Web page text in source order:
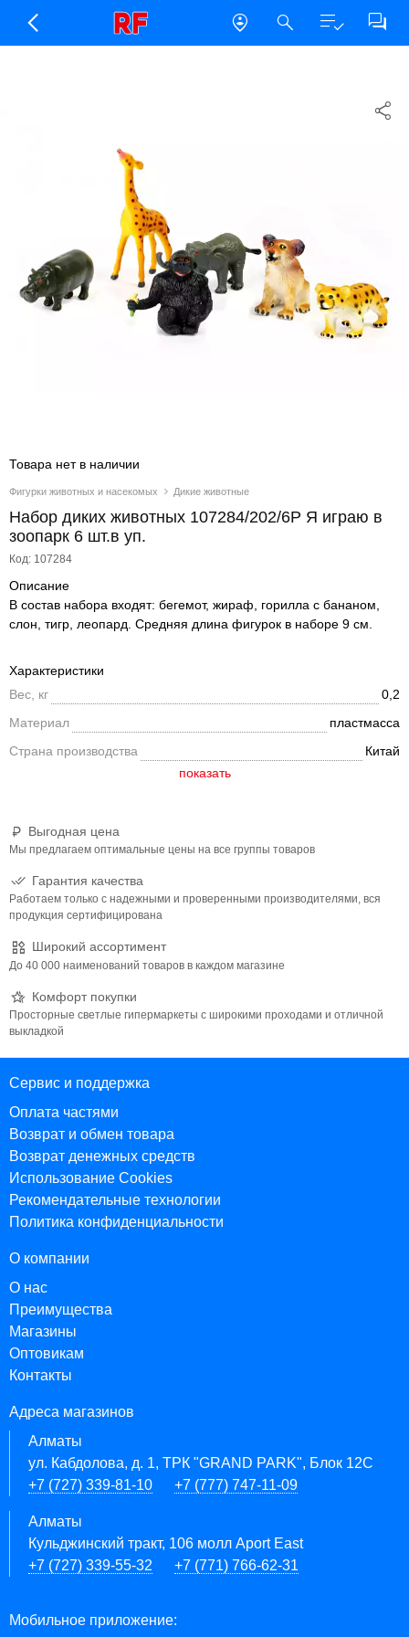
Фигурки животных и насекомых Дикие животные
Набор диких животных 107284/202/6Р Я играю в
зоопарк 6 шт.в уп.
Код: 107284
Товара нет в наличии
Описание
В состав набора входят: бегемот, жираф, горилла с бананом,
слон, тигр, леопард. Средняя длина фигурок в наборе 9 см.
Выгодная цена
Мы предлагаем оптимальные цены на все группы товаров
Гарантия качества
Работаем только с надежными и проверенными производителями, вся
продукция сертифицирована
Широкий ассортимент
До 40 000 наименований товаров в каждом магазине
Комфорт покупки
Просторные светлые гипермаркеты с широкими проходами и отличной
выкладкой
Характеристики
Вес, кг
0,2
Материал
пластмасса
Страна производства
Китай
Сервис и поддержка
Оплата частями
Возврат и обмен товара
Возврат денежных средств
Использование Cookies
Рекомендательные технологии
Политика конфиденциальности
О компании
О нас
Преимущества
Магазины
Оптовикам
Контакты
Адреса магазинов
Алматы
ул. Кабдолова, д. 1, ТРК "GRAND PARK", Блок 12C
+7 (727) 339-81-10
+7 (777) 747-11-09
Алматы
Кульджинский тракт, 106 молл Aport East
+7 (727) 339-55-32
+7 (771) 766-62-31
Мобильное приложение: